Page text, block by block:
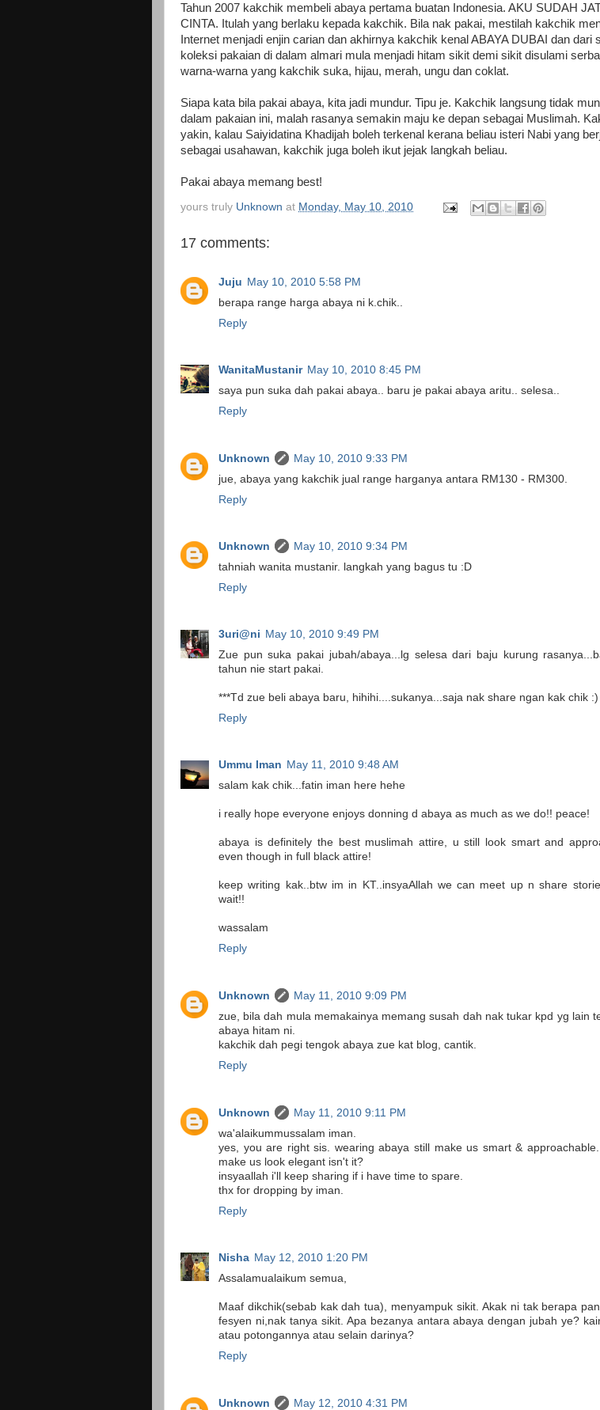
Tahun 2007 kakchik membeli abaya pertama buatan Indonesia. AKU SUDAH
CINTA. Itulah yang berlaku kepada kakchik. Bila nak pakai, mestilah kakchik
Internet menjadi enjin carian dan akhirnya kakchik kenal ABAYA DUBAI dan dari
koleksi pakaian di dalam almari mula menjadi hitam sikit demi sikit disulami
warna-warna yang kakchik suka, hijau, merah, ungu dan coklat.
Siapa kata bila pakai abaya, kita jadi mundur. Tipu je. Kakchik langsung tidak
dalam pakaian ini, malah rasanya semakin maju ke depan sebagai Muslimah.
yakin, kalau Saiyidatina Khadijah boleh terkenal kerana beliau isteri Nabi yang
sebagai usahawan, kakchik juga boleh ikut jejak langkah beliau.
Pakai abaya memang best!
yours truly Unknown at Monday, May 10, 2010
17 comments:
Juju May 10, 2010 5:58 PM
berapa range harga abaya ni k.chik..
Reply
WanitaMustanir May 10, 2010 8:45 PM
saya pun suka dah pakai abaya.. baru je pakai abaya aritu.. selesa..
Reply
Unknown
May 10, 2010 9:33 PM
jue, abaya yang kakchik jual range harganya antara RM130 - RM300.
Reply
Unknown
May 10, 2010 9:34 PM
tahniah wanita mustanir. langkah yang bagus tu :D
Reply
3uri@ni May 10, 2010 9:49 PM
Zue pun suka pakai jubah/abaya...lg selesa dari baju kurung
tahun nie start pakai.
***Td zue beli abaya baru, hihihi....sukanya...saja nak share ngan kak chik :)
Reply
Ummu Iman May 11, 2010 9:48 AM
salam kak chik...fatin iman here hehe
i really hope everyone enjoys donning d abaya as much as we do!! peace!
abaya is definitely the best muslimah attire, u still look smart and
even though in full black attire!
keep writing kak..btw im in KT..insyaAllah we can meet up n share
wait!!
wassalam
Reply
Unknown
May 11, 2010 9:09 PM
zue, bila dah mula memakainya memang susah dah nak tukar kpd yg lain
abaya hitam ni.
kakchik dah pegi tengok abaya zue kat blog, cantik.
Reply
Unknown
May 11, 2010 9:11 PM
wa'alaikummussalam iman.
yes, you are right sis. wearing abaya still make us smart &
make us look elegant isn't it?
insyaallah i'll keep sharing if i have time to spare.
thx for dropping by iman.
Reply
Nisha May 12, 2010 1:20 PM
Assalamualaikum semua,
Maaf dikchik(sebab kak dah tua), menyampuk sikit. Akak ni tak berapa
fesyen ni,nak tanya sikit. Apa bezanya antara abaya dengan jubah ye?
atau potongannya atau selain darinya?
Reply
Unknown May 12, 2010 4:31 PM